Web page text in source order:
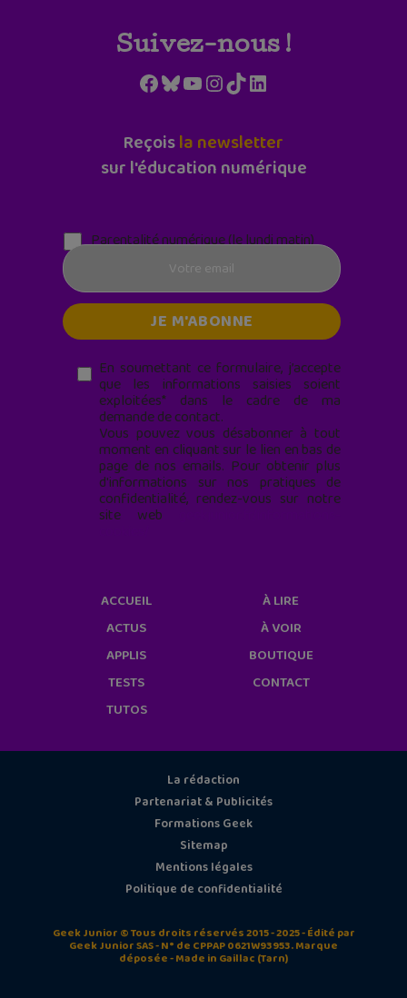
Suivez-nous !
Facebook
Bluesky
YouTube
Instagram
TikTokLinkedIn
Reçoisla newsletter
sur l'éducation numérique
Parentalité numérique (le lundi matin)
En soumettant ce formulaire, j’accepte
que les informations saisies soient
exploitées* dans le cadre de ma
demande de contact.
Vous pouvez vous désabonner à tout
moment en cliquant sur le lien en bas de
page de nos emails. Pour obtenir plus
d'informations sur nos pratiques de
confidentialité, rendez-vous sur notre
site web
ACCUEIL
ACTUS
APPLIS
TESTS
TUTOS
À LIRE
À VOIR
BOUTIQUE
CONTACT
La rédaction
Partenariat & Publicités
Formations Geek
Sitemap
Mentions légales
Politique de confidentialité
Geek Junior © Tous droits réservés 2015 - 2025 - Édité par
Geek Junior SAS - N° de CPPAP 0621W93953. Marque
déposée - Made in Gaillac (Tarn)